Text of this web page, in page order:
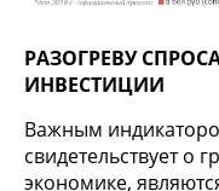
РАЗОГРЕВУ
ИНВЕСТИЦИИ
Важным
свидетельствует о
экономике,